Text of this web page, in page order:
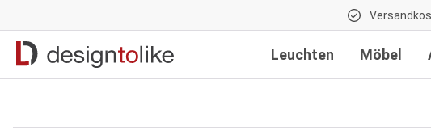
Leuchten Möbel